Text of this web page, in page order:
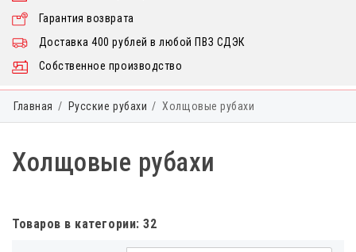
Собственное производство
Гарантия возврата
Доставка 400 рублей в любой ПВЗ СДЭК
Главная Русские рубахи Холщовые рубахи
Холщовые рубахи
Товаров в категории: 32